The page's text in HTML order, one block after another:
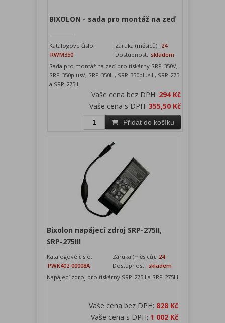
BIXOLON - sada pro montáž na zeď
Katalogové číslo:
RWM350
Záruka (měsíců): 24
Dostupnost: skladem
Sada pro montáž na zeď pro tiskárny SRP-350V,
SRP-350plusV, SRP-350III, SRP-350plusIII, SRP-275
a SRP-275II.
Vaše cena bez DPH: 294 Kč
Vaše cena s DPH:355,50 Kč
Přidat do košíku
Bixolon napájecí zdroj SRP-275II,
SRP-275III
Katalogové číslo:
PWK402-00008A
Záruka (měsíců): 24
Dostupnost: skladem
Napájecí zdroj pro tiskárny SRP-275II a SRP-275III
Vaše cena bez DPH: 828 Kč
Vaše cena s DPH: 1 002 Kč